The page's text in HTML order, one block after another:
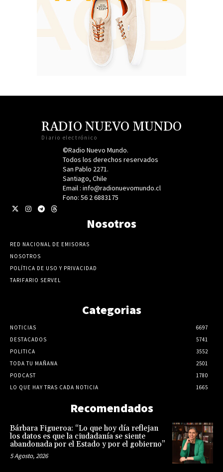
RADIO NUEVO MUNDO
Diario electrónico
©Radio Nuevo Mundo.
Todos los derechos reservados
San Pablo 2271.
Santiago, Chile
Email : info@radionuevomundo.cl
Fono: 56 2 6883175
Nosotros
RED NACIONAL DE EMISORAS
NOSOTROS
POLÍTICA DE USO Y PRIVACIDAD
TARIFARIO SERVEL
Categorias
NOTICIAS
6697
DESTACADOS
5741
POLITICA
3552
TODA TU MAÑANA
2501
PODCAST
1780
LO QUE HAY TRAS CADA NOTICIA
1665
Recomendados
Bárbara Figueroa: “Lo que hoy día reflejan
los datos es que la ciudadanía se siente
abandonada por el Estado y por el gobierno”
5 Agosto, 2026